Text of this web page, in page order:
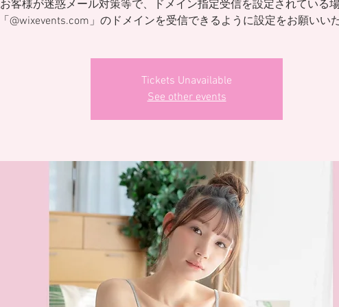
お客様が迷惑メール対策等で、ドメイン指定受信を設定されている場
「@wixevents.com」のドメインを受信できるように設定をお願いい
Tickets Unavailable
See other events